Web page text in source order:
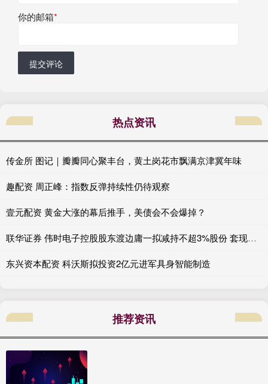
你的邮箱*
提交评论
热点资讯
传金所 图记｜瓣瓣同心聚丰台，黄土岗花市飘满京津冀年味
趣配资 周正峰：指数反弹持续性仍待观察
壹元配资 黄金大涨的幕后推手，美债会不会爆掉？
联华证券 伟时电子控股股东渡边庸一拟减持不超3%股份 套现需求引关注
东兴资本配资 科沃斯拟投资2亿元进军具身智能制造
推荐资讯